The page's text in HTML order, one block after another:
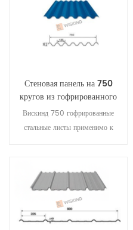
Стеновая панель на 750
кругов из гофрированного
стального листа
Вискинд 750 гофрированные
стальные листы применимо к
прочность, а также может
использоваться для
подшипников.